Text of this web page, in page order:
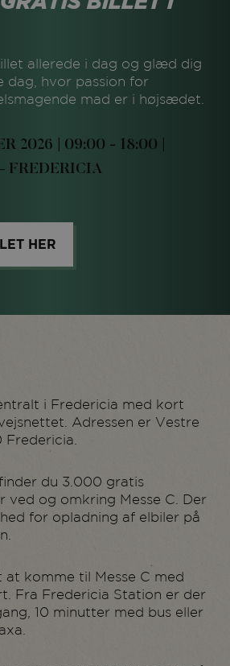
allerede i dag og glæd dig
dag, hvor passion for
mad er i højsædet.
2026 | 09:00 - 18:00 |
FREDERICIA
HER
i Fredericia med kort
Adressen er Vestre
Fredericia.
du 3.000 gratis
ved og omkring Messe C. Der
for opladning af elbiler på
at komme til Messe C med
Fra Fredericia Station er der
10 minutter med bus eller